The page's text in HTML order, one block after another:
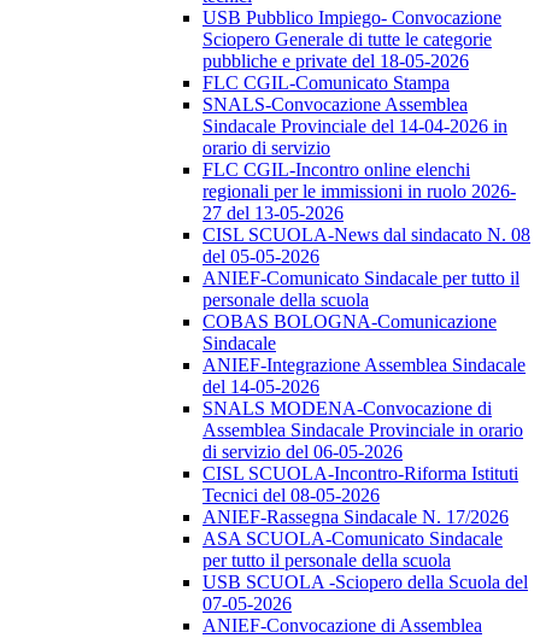
USB Pubblico Impiego- Convocazione
Sciopero Generale di tutte le categorie
pubbliche e private del 18-05-2026
FLC CGIL-Comunicato Stampa
SNALS-Convocazione Assemblea
Sindacale Provinciale del 14-04-2026 in
orario di servizio
FLC CGIL-Incontro online elenchi
regionali per le immissioni in ruolo 2026-
27 del 13-05-2026
CISL SCUOLA-News dal sindacato N. 08
del 05-05-2026
ANIEF-Comunicato Sindacale per tutto il
personale della scuola
COBAS BOLOGNA-Comunicazione
Sindacale
ANIEF-Integrazione Assemblea Sindacale
del 14-05-2026
SNALS MODENA-Convocazione di
Assemblea Sindacale Provinciale in orario
di servizio del 06-05-2026
CISL SCUOLA-Incontro-Riforma Istituti
Tecnici del 08-05-2026
ANIEF-Rassegna Sindacale N. 17/2026
ASA SCUOLA-Comunicato Sindacale
per tutto il personale della scuola
USB SCUOLA -Sciopero della Scuola del
07-05-2026
ANIEF-Convocazione di Assemblea